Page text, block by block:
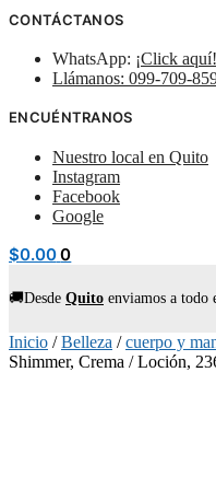
CONTÁCTANOS
WhatsApp: ¡Click aquí!
Llámanos: 099-709-
ENCUÉNTRANOS
Nuestro local en Quito
Instagram
Facebook
Google
$0.00 0
🚚Desde Quito enviamos a todo
Inicio /Belleza /cuerpo y
Shimmer, Crema / Loción,